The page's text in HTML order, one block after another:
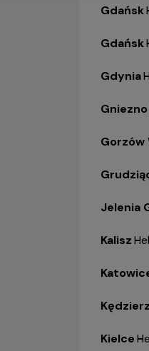
Gdańsk
Gdańsk
Gdynia-
Gniezno
Gorzów
Jelenia
Kalisz-
Kielce-